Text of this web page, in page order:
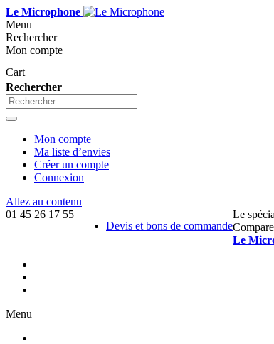
Le Microphone
Menu
Rechercher
Mon compte
Cart
Rechercher
Mon compte
Ma liste d’envies
Créer un compte
Connexion
Allez au contenu
01 45 26 17 55
Devis et bons de commande
Le
Le
Menu